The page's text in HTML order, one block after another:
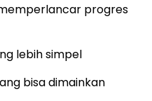
progres
lebih simpel
bisa dimainkan